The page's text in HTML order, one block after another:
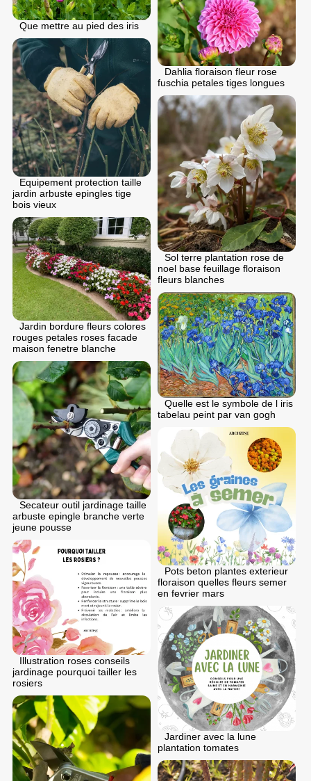
Que mettre au pied des iris
Dahlia floraison fleur rose
fuschia petales tiges longues
Equipement protection taille
jardin arbuste epingles tige
bois vieux
Sol terre plantation rose de
noel base feuillage floraison
fleurs blanches
Jardin bordure fleurs colores
rouges petales roses facade
maison fenetre blanche
Quelle est le symbole de l iris
tabelau peint par van gogh
Secateur outil jardinage taille
arbuste epingle branche verte
jeune pousse
Pots beton plantes exterieur
floraison quelles fleurs semer
en fеvrier mars
Illustration roses conseils
jardinage pourquoi tailler les
rosiers
Jardiner avec la lune
plantation tomates